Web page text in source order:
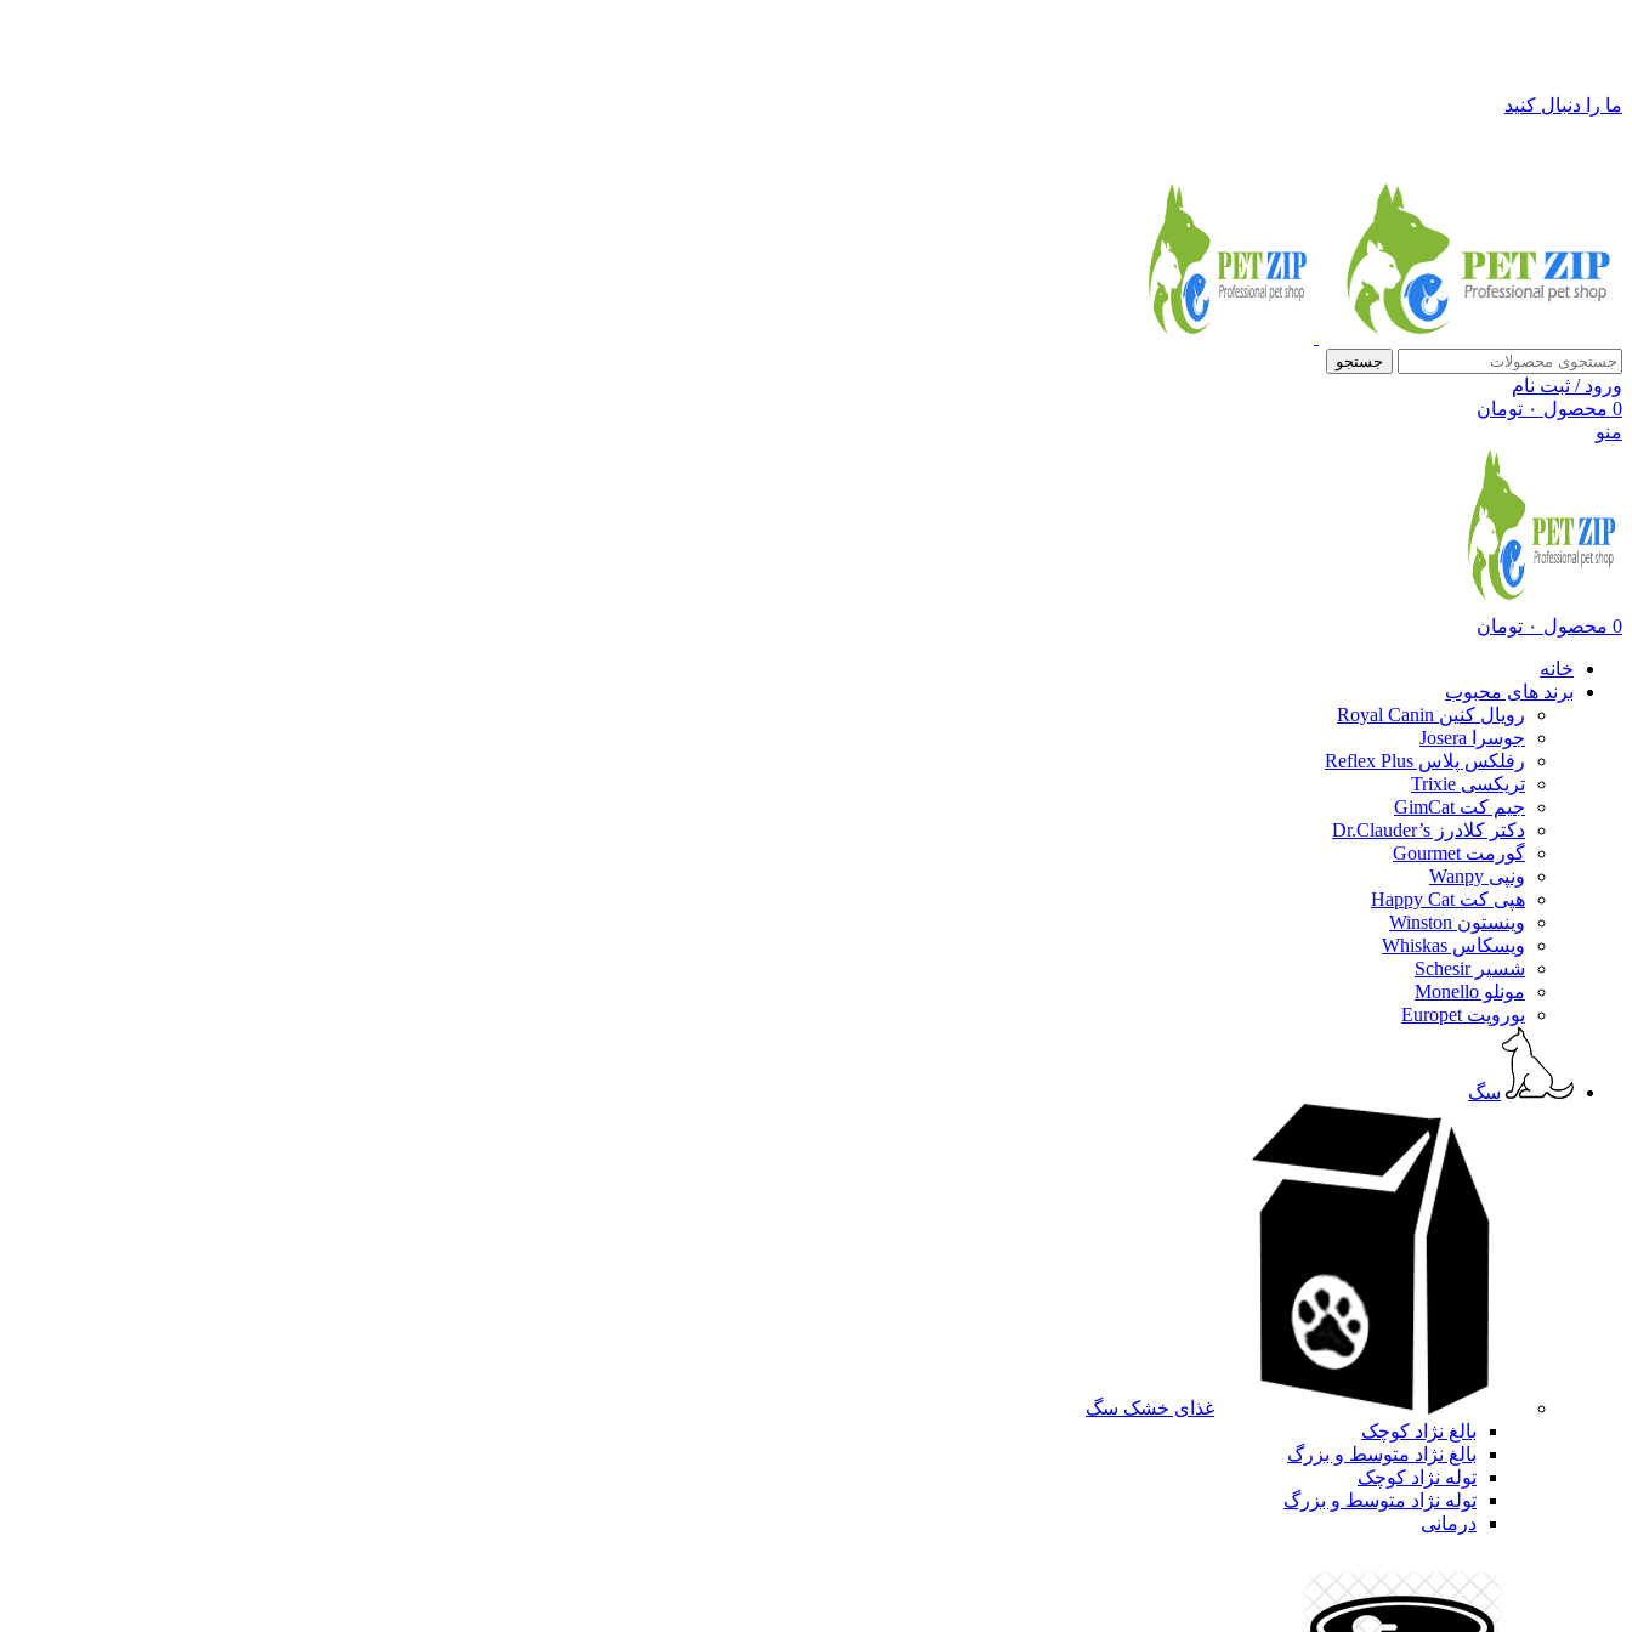
ما را دنبال کنید
جستجو
ورود / ثبت نام
0 محصول ۰ تومان
منو
0 محصول ۰ تومان
خانه
برند های محبوب
رویال کنین Royal Canin
جوسرا Josera
رفلکس پلاس Reflex Plus
تریکسی Trixie
جیم کت GimCat
دکتر کلادرز Dr.Clauder’s
گورمت Gourmet
ونپی Wanpy
هپی کت Happy Cat
وینستون Winston
ویسکاس Whiskas
شسیر Schesir
مونلو Monello
یوروپت Europet
سگ
غذای خشک سگ
بالغ نژاد کوچک
بالغ نژاد متوسط و بزرگ
توله نژاد کوچک
توله نژاد متوسط و بزرگ
درمانی